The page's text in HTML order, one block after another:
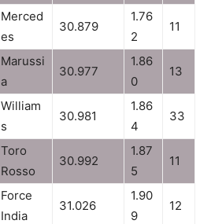
Merced
es
30.879
1.76
2
11
Marussi
a
30.977
1.86
0
13
William
s
30.981
1.86
4
33
Toro
Rosso
30.992
1.87
5
11
Force
India
31.026
1.90
9
12